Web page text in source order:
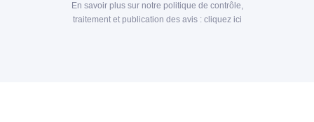
En savoir plus sur notre politique de contrôle,
traitement et publication des avis : cliquez ici